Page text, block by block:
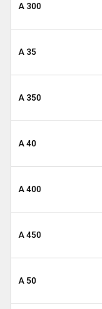
А 300
А 35
А 350
А 40
А 400
А 450
А 50